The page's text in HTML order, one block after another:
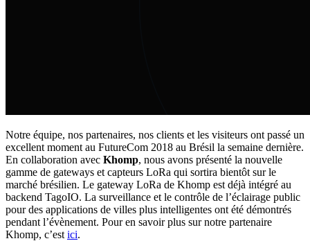
Notre équipe, nos partenaires, nos clients et les visiteurs ont passé un
excellent moment au FutureCom 2018 au Brésil la semaine dernière.
En collaboration avec Khomp, nous avons présenté la nouvelle
gamme de gateways et capteurs LoRa qui sortira bientôt sur le
marché brésilien. Le gateway LoRa de Khomp est déjà intégré au
backend TagoIO. La surveillance et le contrôle de l’éclairage public
pour des applications de villes plus intelligentes ont été démontrés
pendant l’évènement. Pour en savoir plus sur notre partenaire
Khomp, c’est ici.